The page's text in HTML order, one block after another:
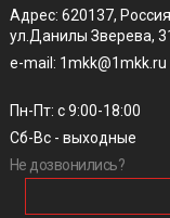
Адрес: 620137,
ул.Данилы Зверева,
e-mail: 1mkk@1mkk.ru
Пн-Пт: с 9:00-18:00
Сб-Вс - выходные
Не дозвонились?